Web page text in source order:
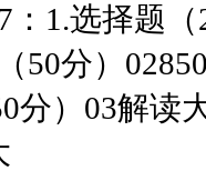
：1.选择题
50分）
分）03解读